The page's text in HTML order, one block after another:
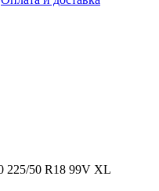
225/50 R18 99V XL